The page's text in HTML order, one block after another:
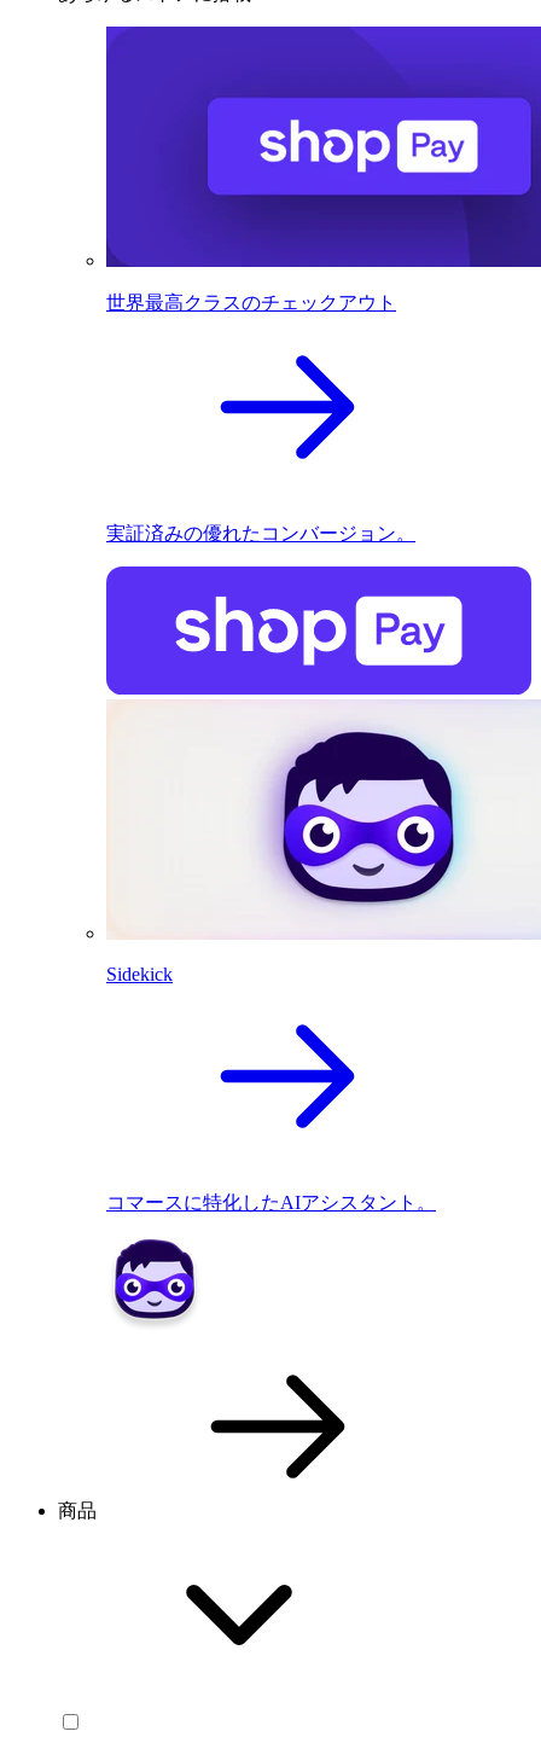
世界最高クラスのチェックアウト
実証済みの優れたコンバージョン。
Sidekick
コマースに特化したAIアシスタント。
商品